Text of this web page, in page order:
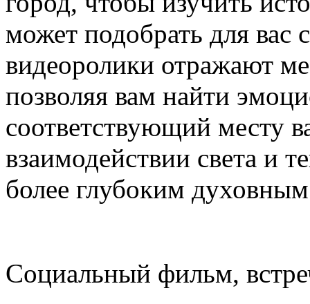
может подобрать для вас
видеоролики отражают
позволяя вам найти
соответствующий месту
взаимодействии света и
более глубоким
Социальный фильм,